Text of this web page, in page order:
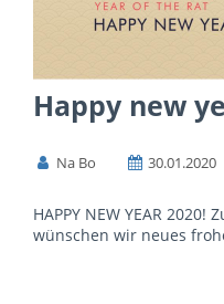
Happy new
Na Bo 30.01.2020
HAPPY NEW YEAR
wünschen wir neues